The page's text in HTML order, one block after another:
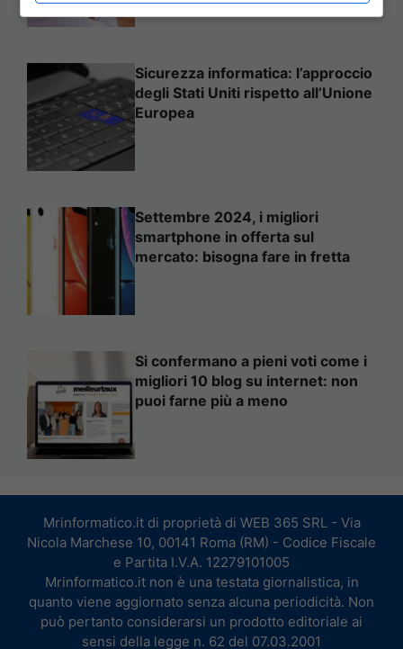
Sicurezza informatica: l’approccio
degli Stati Uniti rispetto all’Unione
Europea
Settembre 2024, i migliori
smartphone in offerta sul
mercato: bisogna fare in fretta
Si confermano a pieni voti come i
migliori 10 blog su internet: non
puoi farne più a meno
Mrinformatico.it di proprietà di WEB 365 SRL - Via
Nicola Marchese 10, 00141 Roma (RM) - Codice Fiscale
e Partita I.V.A. 12279101005
Mrinformatico.it non è una testata giornalistica, in
quanto viene aggiornato senza alcuna periodicità. Non
può pertanto considerarsi un prodotto editoriale ai
sensi della legge n. 62 del 07.03.2001